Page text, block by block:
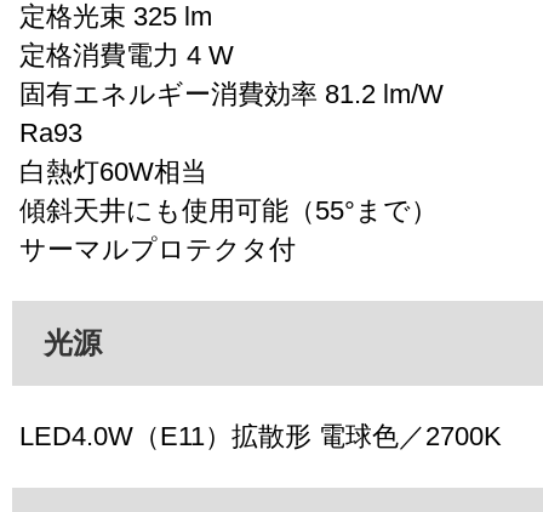
定格光束 325 lm
定格消費電力 4 W
固有エネルギー消費効率 81.2 lm/W
Ra93
白熱灯60W相当
傾斜天井にも使用可能（55°まで）
サーマルプロテクタ付
光源
LED4.0W（E11）拡散形 電球色／2700K